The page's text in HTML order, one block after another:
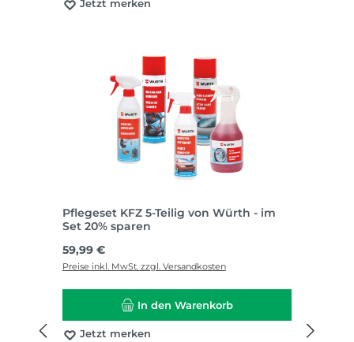
Jetzt merken
Pflegeset KFZ 5-Teilig von Würth - im
Set 20% sparen
Regulärer Preis:
59,99 €
Preise inkl. MwSt. zzgl. Versandkosten
In den Warenkorb
Jetzt merken